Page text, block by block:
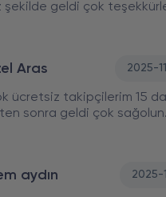
şekilde geldi çok
Aras 2025-
ücretsiz takipçilerim 15
sonra geldi çok sağolun.
aydın 2025-